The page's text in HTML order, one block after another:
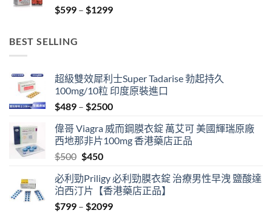
$599 – $1299Price
BEST SELLING
超級雙效犀利士Super Tadarise 勃起持久
100mg/10粒 印度原裝進口
$489 – $2500Price
$489
through
偉哥 Viagra 威而鋼膜衣錠 萬艾可 美國輝瑞原廠
西地那非片100mg 香港藥店正品
$500 Original
was:
$500.
$450Current
is:
$450.
必利勁Priligy 必利勁膜衣錠 治療男性早洩 鹽酸達
泊西汀片【香港藥店正品】
$799 – $2099Price